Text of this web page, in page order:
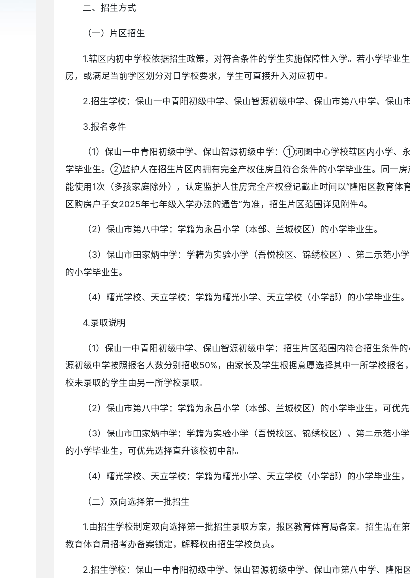
二、招生方式
（一）片区招生
1.辖区内初中学校依据招生政策，对符合条件的学生实施保障性入学。若小学毕业
房，或满足当前学区划分对口学校要求，学生可直接升入对应初中。
2.招生学校：保山一中青阳初级中学、保山智源初级中学、保山市第八中学、保山
3.报名条件
（1）保山一中青阳初级中学、保山智源初级中学：①河图中心学校辖区内小学、
学毕业生。②监护人在招生片区内拥有完全产权住房且符合条件的小学毕业生。同一
能使用1次（多孩家庭除外），认定监护人住房完全产权登记截止时间以“隆阳区教育体
区购房户子女2025年七年级入学办法的通告”为准，招生片区范围详见附件4。
（2）保山市第八中学：学籍为永昌小学（本部、兰城校区）的小学毕业生。
（3）保山市田家炳中学：学籍为实验小学（吾悦校区、锦绣校区）、第二示范小
的小学毕业生。
（4）曙光学校、天立学校：学籍为曙光小学、天立学校（小学部）的小学毕业生。
4.录取说明
（1）保山一中青阳初级中学、保山智源初级中学：招生片区范围内符合招生条件
源初级中学按照报名人数分别招收50%，由家长及学生根据意愿选择其中一所学校报
校未录取的学生由另一所学校录取。
（2）保山市第八中学：学籍为永昌小学（本部、兰城校区）的小学毕业生，可优
（3）保山市田家炳中学：学籍为实验小学（吾悦校区、锦绣校区）、第二示范小
的小学毕业生，可优先选择直升该校初中部。
（4）曙光学校、天立学校：学籍为曙光小学、天立学校（小学部）的小学毕业生
（二）双向选择第一批招生
1.由招生学校制定双向选择第一批招生录取方案，报区教育体育局备案。招生需在
教育体育局招考办备案锁定，解释权由招生学校负责。
2.招生学校：保山一中青阳初级中学、保山智源初级中学、保山市第八中学、隆阳